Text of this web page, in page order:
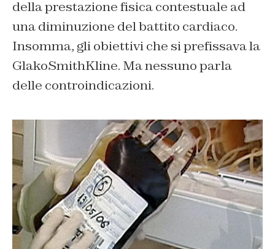
della prestazione fisica contestuale ad
una diminuzione del battito cardiaco.
Insomma, gli obiettivi che si prefissava la
GlakoSmithKline. Ma nessuno parla
delle controindicazioni.